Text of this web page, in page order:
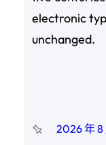
electronic
unchanged.
2026 年 8